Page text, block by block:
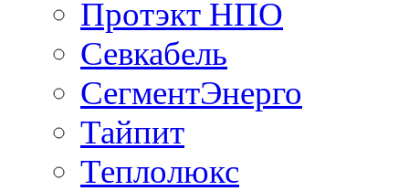
Протэкт НПО
Севкабель
СегментЭнерго
Тайпит
Теплолюкс